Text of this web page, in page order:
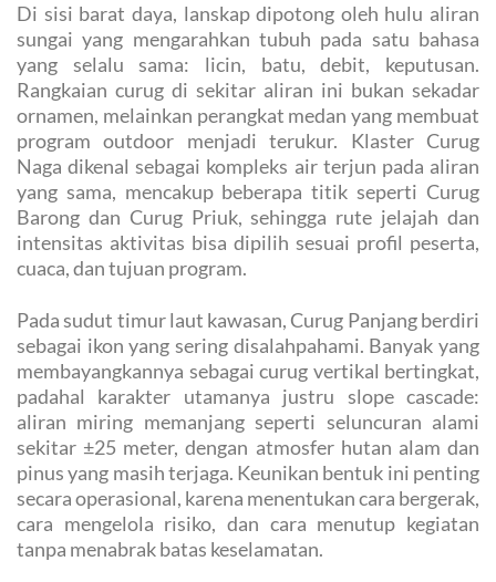
Di sisi barat daya, lanskap dipotong oleh hulu aliran
sungai yang mengarahkan tubuh pada satu bahasa
yang selalu sama: licin, batu, debit, keputusan.
Rangkaian curug di sekitar aliran ini bukan sekadar
ornamen, melainkan perangkat medan yang membuat
program outdoor menjadi terukur. Klaster Curug
Naga dikenal sebagai kompleks air terjun pada aliran
yang sama, mencakup beberapa titik seperti Curug
Barong dan Curug Priuk, sehingga rute jelajah dan
intensitas aktivitas bisa dipilih sesuai profil peserta,
cuaca, dan tujuan program.
Pada sudut timur laut kawasan, Curug Panjang berdiri
sebagai ikon yang sering disalahpahami. Banyak yang
membayangkannya sebagai curug vertikal bertingkat,
padahal karakter utamanya justru slope cascade:
aliran miring memanjang seperti seluncuran alami
sekitar ±25 meter, dengan atmosfer hutan alam dan
pinus yang masih terjaga. Keunikan bentuk ini penting
secara operasional, karena menentukan cara bergerak,
cara mengelola risiko, dan cara menutup kegiatan
tanpa menabrak batas keselamatan.